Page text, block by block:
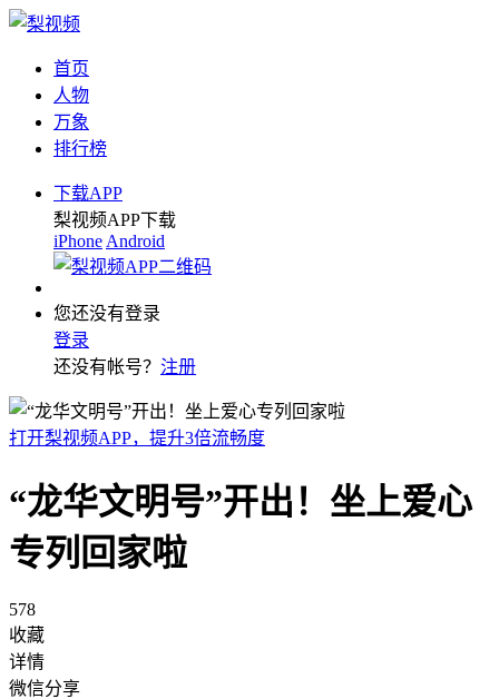
首页
人物
万象
排行榜
下载APP
梨视频APP下载
iPhone Android
您还没有登录
登录
还没有帐号？ 注册
打开梨视频APP，提升3倍流畅度
“龙华文明号”开出！坐上爱心
专列回家啦
578
收藏
详情
微信分享